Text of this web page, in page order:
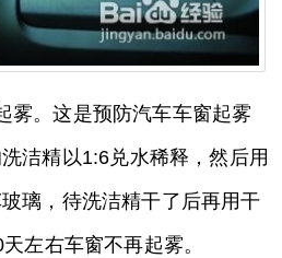
雾。这是预防汽车车窗起雾
洁精以1:6兑水稀释，然后用
璃，待洗洁精干了后再用干
左右车窗不再起雾。